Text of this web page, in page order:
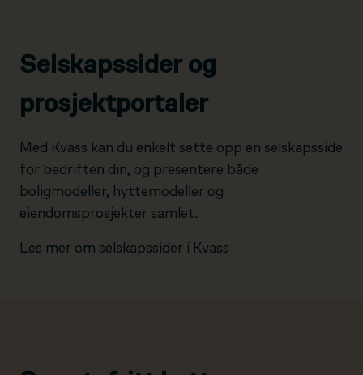
Selskapssider og
prosjektportaler
Med Kvass kan du enkelt sette opp en selskapsside
for bedriften din, og presentere både
boligmodeller, hyttemodeller og
eiendomsprosjekter samlet.
Les mer om selskapssider i Kvass